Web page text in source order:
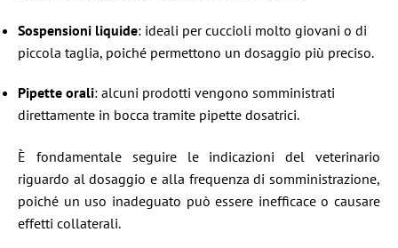
Sospensioni liquide: ideali per cuccioli molto giovani o di
piccola taglia, poiché permettono un dosaggio più preciso.​
Pipette orali: alcuni prodotti vengono somministrati
direttamente in bocca tramite pipette dosatrici.​
È fondamentale seguire le indicazioni del veterinario
riguardo al dosaggio e alla frequenza di somministrazione,
poiché un uso inadeguato può essere inefficace o causare
effetti collaterali.​